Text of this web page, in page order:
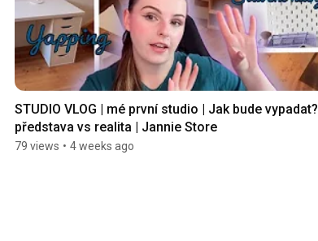
STUDIO VLOG | mé první studio | Jak bude vypadat? |
představa vs realita | Jannie Store
79 views • 4 weeks ago